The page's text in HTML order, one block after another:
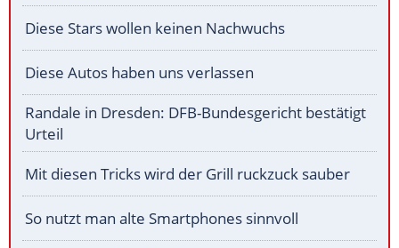
Diese Stars wollen keinen Nachwuchs
Diese Autos haben uns verlassen
Randale in Dresden: DFB-Bundesgericht bestätigt
Urteil
Mit diesen Tricks wird der Grill ruckzuck sauber
So nutzt man alte Smartphones sinnvoll